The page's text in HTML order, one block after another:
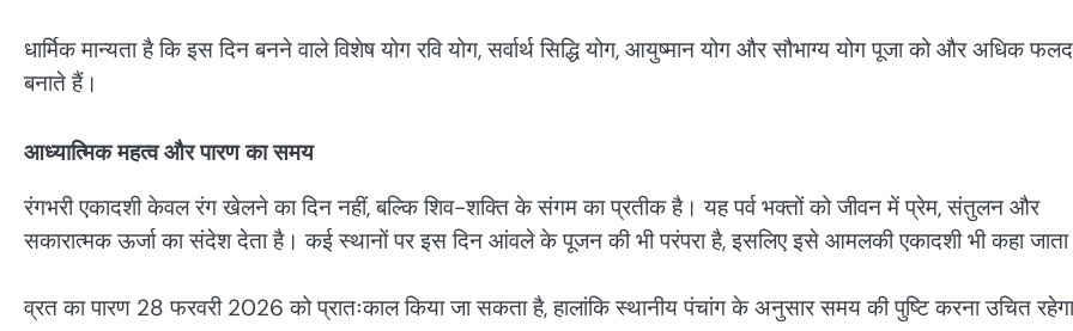
धार्मिक मान्यता है कि इस दिन बनने वाले विशेष योग रवि योग, सर्वार्थ सिद्धि योग, आयुष्मान योग और सौभाग्य योग पूजा को और अधिक
बनाते हैं।
आध्यात्मिक महत्व और पारण का समय
रंगभरी एकादशी केवल रंग खेलने का दिन नहीं, बल्कि शिव-शक्ति के संगम का प्रतीक है। यह पर्व भक्तों को जीवन में प्रेम, संतुलन और
सकारात्मक ऊर्जा का संदेश देता है। कई स्थानों पर इस दिन आंवले के पूजन की भी परंपरा है, इसलिए इसे आमलकी एकादशी भी कहा
व्रत का पारण 28 फरवरी 2026 को प्रातःकाल किया जा सकता है, हालांकि स्थानीय पंचांग के अनुसार समय की पुष्टि करना उचित